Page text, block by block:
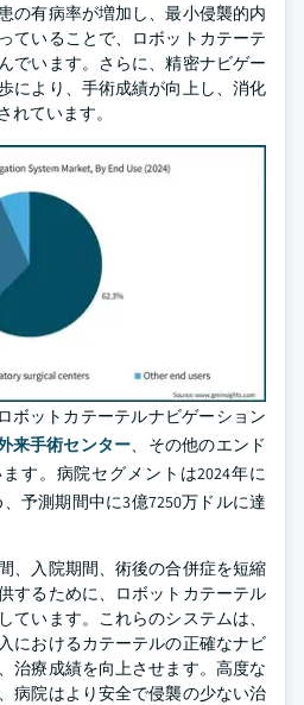
の有病率が増加し、最小侵襲的内
ていることで、ロボットカテーテ
でいます。さらに、精密ナビゲー
により、手術成績が向上し、消化
れています。
ボットカテーテルナビゲーション
来手術センター、その他のエンド
す。病院セグメントは2024年に
予測期間中に3億7250万ドルに達
、入院期間、術後の合併症を短縮
するために、ロボットカテーテル
ています。これらのシステムは、
におけるカテーテルの正確なナビ
治療成績を向上させます。高度な
病院はより安全で侵襲の少ない治